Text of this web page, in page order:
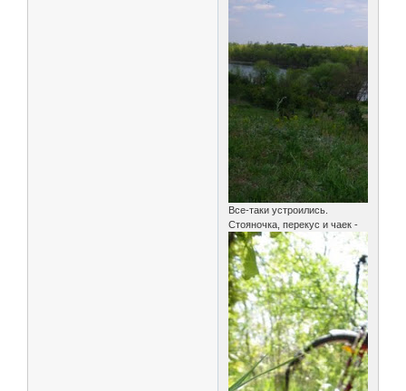
Все-таки устроились.
Стояночка, перекус и чаек -